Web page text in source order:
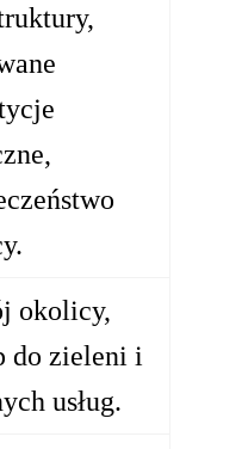
okolicy,
do zieleni i
usług.